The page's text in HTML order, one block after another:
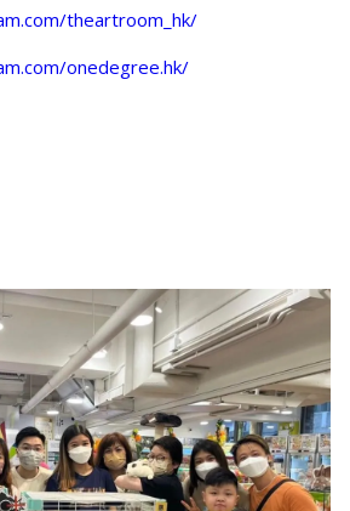
theartroom_hk/
onedegree.hk/